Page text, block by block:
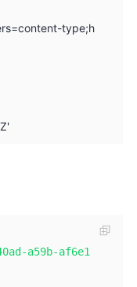
type;h
a59b-af6e1